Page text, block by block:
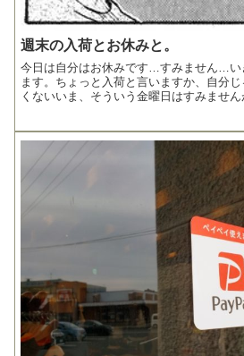
週末の入荷とお休みと。
今日は自分はお休みです…すみません…い
ます。ちょっと入荷と言いますか、自分
くないいま、そういう金曜日はすみません